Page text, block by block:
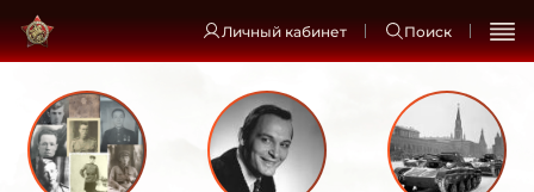
Личный кабинет Поиск